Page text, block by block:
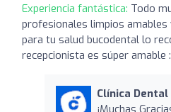
Experiencia fantástica: Todo
profesionales limpios
para tu salud bucodental lo
recepcionista es súper amable
Clínica
¡Muchas